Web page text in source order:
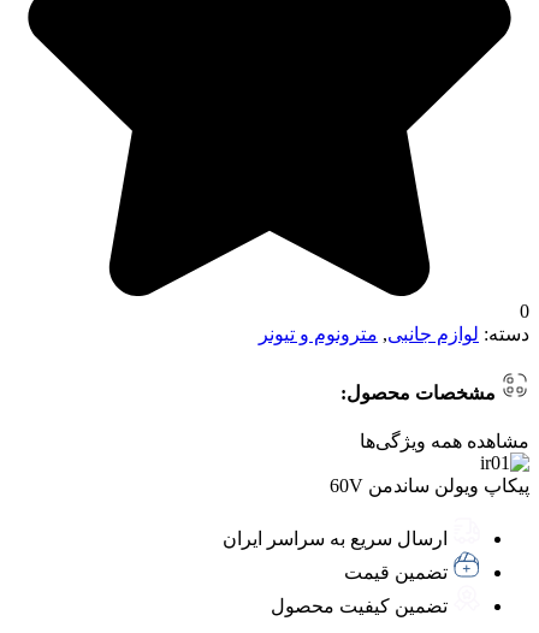
0
دسته: لوازم جانبی, مترونوم و تیونر
مشخصات محصول:
مشاهده همه ویژگی‌ها
پیکاپ ویولن ساندمن 60V
ارسال سریع به سراسر ایران
تضمین قیمت
تضمین کیفیت محصول